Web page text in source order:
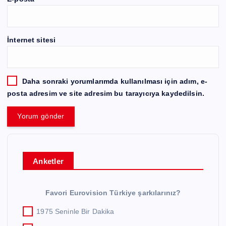
İnternet sitesi
Daha sonraki yorumlarımda kullanılması için adım, e-
posta adresim ve site adresim bu tarayıcıya kaydedilsin.
Anketler
Favori Eurovision Türkiye şarkılarınız?
1975 Seninle Bir Dakika